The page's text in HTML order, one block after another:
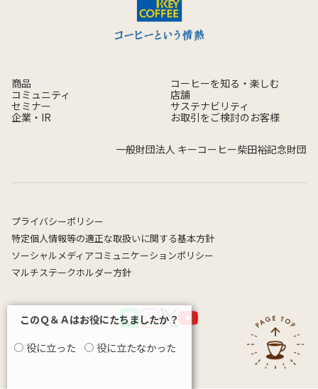
このＱ＆Ａはお役にたちましたか？
役に立った
役に立たなかった
商品
コーヒーを知る・楽しむ
コミュニティ
店舗
セミナー
サステナビリティ
企業・IR
お取引をご検討のお客様
一般財団法人 キーコーヒー柴田裕記念財団
プライバシーポリシー
特定個人情報等の適正な取扱いに関する基本方針
ソーシャルメディアコミュニケーションポリシー
マルチステークホルダー方針